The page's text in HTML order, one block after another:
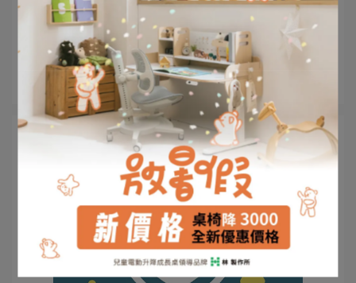
電動兒童成長桌該選哪一款？
✨電動兒童成長桌第一品牌｜日本林製作所✨ 根據身高、
站坐需求、桌面大小來挑⋯
閱讀更多 ->